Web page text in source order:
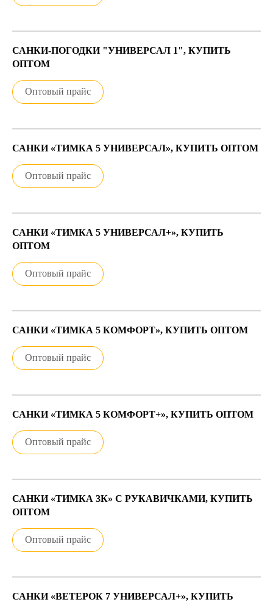
САНКИ-ПОГОДКИ "УНИВЕРСАЛ 1", КУПИТЬ
ОПТОМ
Оптовый прайс
САНКИ «ТИМКА 5 УНИВЕРСАЛ», КУПИТЬ ОПТОМ
Оптовый прайс
САНКИ «ТИМКА 5 УНИВЕРСАЛ+», КУПИТЬ
ОПТОМ
Оптовый прайс
САНКИ «ТИМКА 5 КОМФОРТ», КУПИТЬ ОПТОМ
Оптовый прайс
САНКИ «ТИМКА 5 КОМФОРТ+», КУПИТЬ ОПТОМ
Оптовый прайс
САНКИ «ТИМКА 3К» С РУКАВИЧКАМИ, КУПИТЬ
ОПТОМ
Оптовый прайс
САНКИ «ВЕТЕРОК 7 УНИВЕРСАЛ+», КУПИТЬ